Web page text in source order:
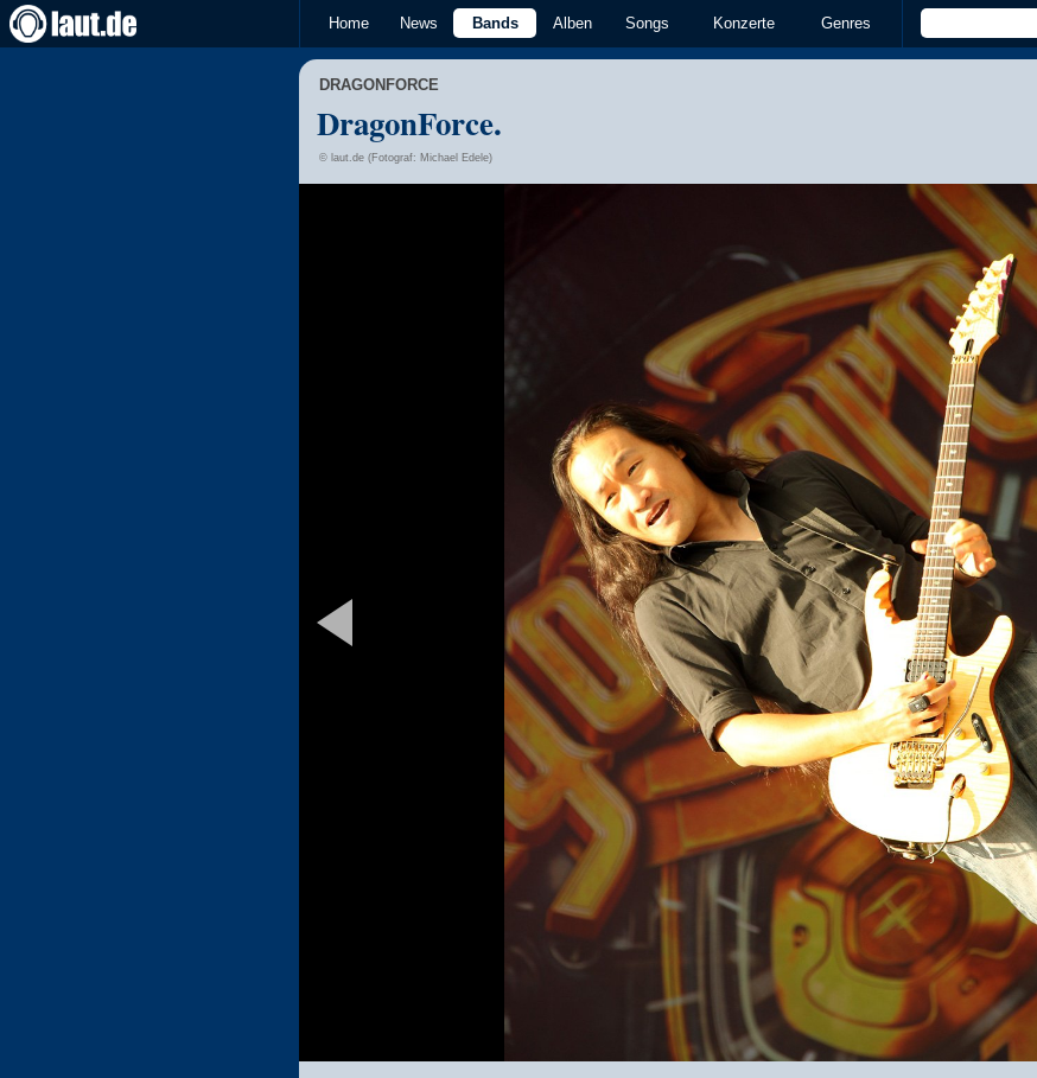
Home News Bands Alben Songs Konzerte Genres
DRAGONFORCE
DragonForce.
© laut.de (Fotograf: Michael Edele)